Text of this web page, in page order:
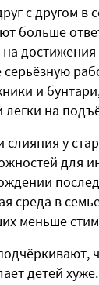
с другом в
больше
достижения
и
легки на
слияния у
для
среда в
меньше
детей